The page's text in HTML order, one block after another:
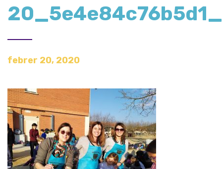
febrer 20, 2020